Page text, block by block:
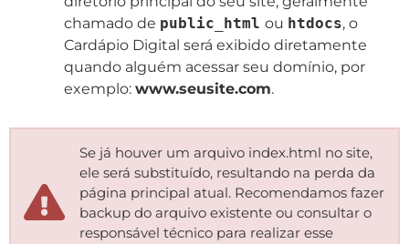
chamado de public_html ou htdocs, o
Cardápio Digital será exibido diretamente
quando alguém acessar seu domínio, por
exemplo: www.seusite.com.
Se já houver um arquivo index.html no site,
ele será substituído, resultando na perda da
página principal atual. Recomendamos fazer
backup do arquivo existente ou consultar o
responsável técnico para realizar esse